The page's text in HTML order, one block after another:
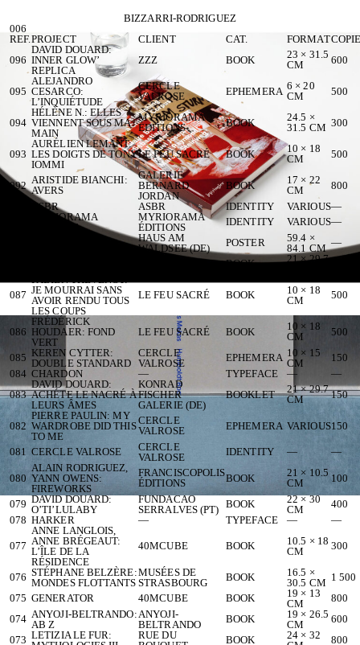
BIZZARRI-RODRIGUEZ
006
REF.PROJECT CLIENT CAT. FORMAT
096
DAVID DOUARD:
INNER GLOW’
REPLICA
ZZZ BOOK
23 × 31.5
CM
600
095
ALEJANDRO
CESARCO:
L’INQUIÉTUDE
CERCLE
VALROSE
EPHEMERA 6 × 20
CM
500
094
HÉLÈNE N.: ELLES
VIENNENT SOUS MA
MAIN
MYRIORAMA
ÉDITIONS
BOOK
24.5 ×
31.5 CM 300
093
AURÉLIEN LEMANT:
LES DOIGTS DE TONY
IOMMI
LE FEU SACRÉ BOOK
10 × 18
CM
500
092 ARISTIDE BIANCHI:
AVERS
GALERIE
BERNARD
JORDAN
BOOK
17 × 22
CM
800
ASBR ASBR IDENTITY VARIOUS—
MYRIORAMA
ÉDITIONS
MYRIORAMA
ÉDITIONS
IDENTITY VARIOUS—
HAUS AM
WALDSEE (DE)
POSTER
59.4 ×
84.1 CM —
BOOK
21 × 29.7
087
FABIEN THÉVENOT:
JE MOURRAI SANS
AVOIR RENDU TOUS
LES COUPS
LE FEU SACRÉ BOOK
10 × 18
CM
500
086
FRÉDÉRICK
HOUDAER: FOND
VERT
LE FEU SACRÉ BOOK
10 × 18
CM
500
085 KEREN CYTTER:
DOUBLE STANDARD
CERCLE
VALROSE
EPHEMERA 10 × 15
CM
150
084 CHARDON — TYPEFACE —
—
083
DAVID DOUARD:
ACHÉTE LE NACRÉ À
LEURS ÂMES
KONRAD
FISCHER
GALERIE (DE)
BOOKLET
21 × 29.7
CM
150
082
PIERRE PAULIN: MY
WARDROBE DID THIS
TO ME
CERCLE
VALROSE
EPHEMERA VARIOUS150
081 CERCLE VALROSE
CERCLE
VALROSE
IDENTITY — —
080
ALAIN RODRIGUEZ,
YANN OWENS:
FIREWORKS
FRANCISCOPOLIS
ÉDITIONS
BOOK
21 × 10.5
CM
100
079 DAVID DOUARD:
O’TI’LULABY
FUNDACAO
SERRALVES (PT) BOOK
22 × 30
CM
400
078 HARKER — TYPEFACE — —
077
ANNE LANGLOIS,
ANNE BRÉGEAUT:
L’ÎLE DE LA
RÉSIDENCE
40MCUBE BOOK
10.5 × 18
CM
300
076 STÉPHANE BELZÈRE:
MONDES FLOTTANTS
MUSÉES DE
STRASBOURG
BOOK
16.5 ×
30.5 CM 1 500
075 GENERATOR 40MCUBE BOOK
19 × 13
CM
800
074 ANYOJI-BELTRANDO:
AB Z
ANYOJI-
BELTRANDO
BOOK
19 × 26.5
CM
600
073 LETIZIA LE FUR:
RUE DU
BOOK
24 × 32
800